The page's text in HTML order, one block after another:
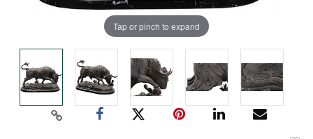
Tap or pinch to expand